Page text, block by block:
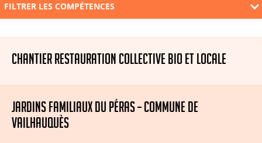
FILTRER LES COMPÉTENCES
CHANTIER RESTAURATION COLLECTIVE BIO ET LOCALE
JARDINS FAMILIAUX DU PÉRAS – COMMUNE DE
VAILHAUQUÈS